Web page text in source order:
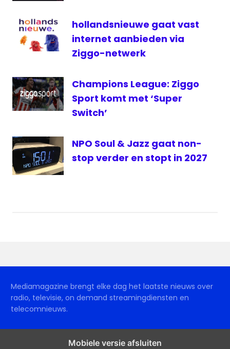
Radio
Stichting
Heppie
tour
View
zendmast
hollandsnieuwe gaat vast
internet aanbieden via
Ziggo-netwerk
Champions League: Ziggo
Sport komt met ‘Super
Switch’
NPO Soul & Jazz gaat non-
stop verder en stopt in 2027
Mediamagazine brengt elke dag het laatste nieuws over
radio, televisie, on demand streamingdiensten en
telecomnieuws.
Mobiele versie afsluiten